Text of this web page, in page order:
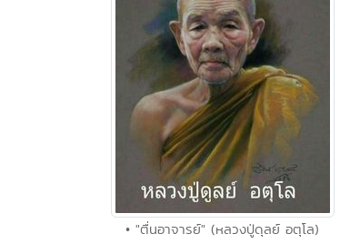
• "ตื่นอาจารย์" (หลวงปู่ดุลย์ อตุโล)